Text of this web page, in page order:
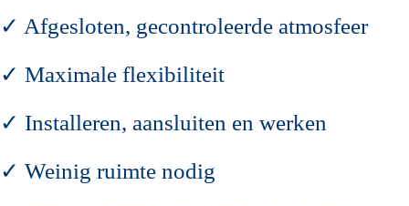
✓ Afgesloten, gecontroleerde atmosfeer
✓ Maximale flexibiliteit
✓ Installeren, aansluiten en werken
✓ Weinig ruimte nodig